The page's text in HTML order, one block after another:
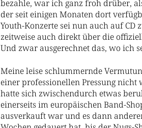
bezahle, war ich ganz froh drüber,
der seit einigen Monaten dort
Youth-Konzerte sei nun auch auf CD
zeitweise auch direkt über die
Und zwar ausgerechnet das, wo ich
Meine leise schlummernde
einer professionellen Pressung nicht
hatte sich zwischendurch etwas
einerseits im europäischen Band-
ausverkauft war und es dann